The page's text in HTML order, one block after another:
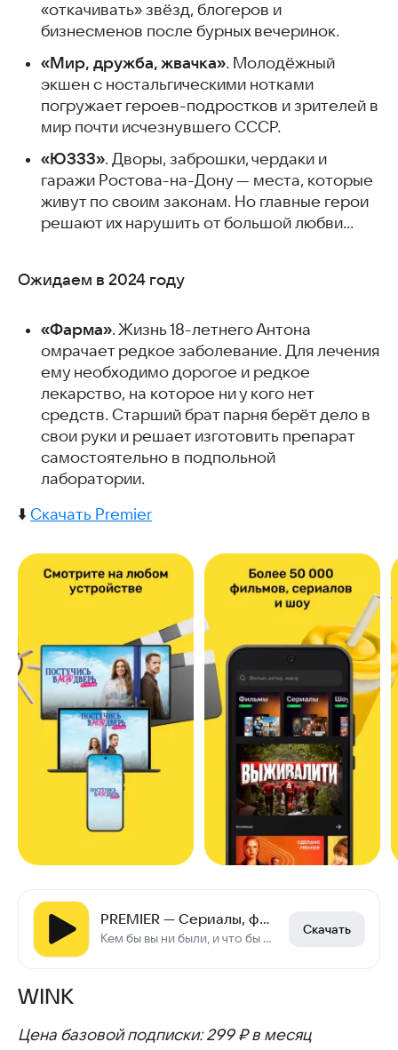
«откачивать» звёзд, блогеров и
бизнесменов после бурных вечеринок.
«Мир, дружба, жвачка». Молодёжный
экшен с ностальгическими нотками
погружает героев-подростков и зрителей в
мир почти исчезнувшего СССР.
«ЮЗЗЗ». Дворы, заброшки, чердаки и
гаражи Ростова-на-Дону — места, которые
живут по своим законам. Но главные герои
решают их нарушить от большой любви…
Ожидаем в 2024 году
«Фарма». Жизнь 18-летнего Антона
омрачает редкое заболевание. Для лечения
ему необходимо дорогое и редкое
лекарство, на которое ни у кого нет
средств. Старший брат парня берёт дело в
свои руки и решает изготовить препарат
самостоятельно в подпольной
лаборатории.
⬇️ Скачать Premier
PREMIER — Сериалы, фильмы, шоу
Кем бы вы ни были, и что бы ни любили — на PREMIER вы найдете то, что нужно.
Скачать
WINK
Цена базовой подписки: 299 ₽ в месяц